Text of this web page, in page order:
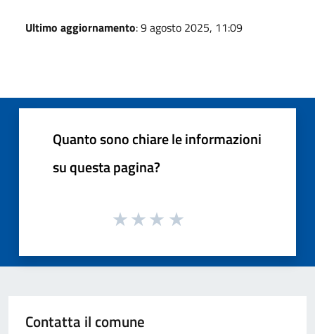
Ultimo aggiornamento: 9 agosto 2025, 11:09
Quanto sono chiare le informazioni
su questa pagina?
Contatta il comune